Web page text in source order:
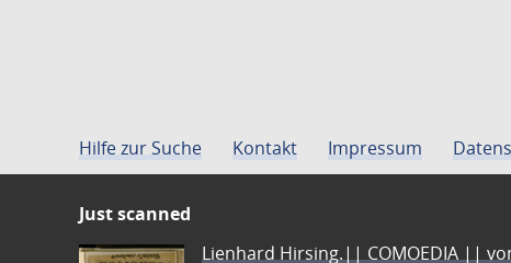
Hilfe zur Suche Kontakt Impressum
Just scanned
Lienhard Hirsing.|| COMOEDIA ||